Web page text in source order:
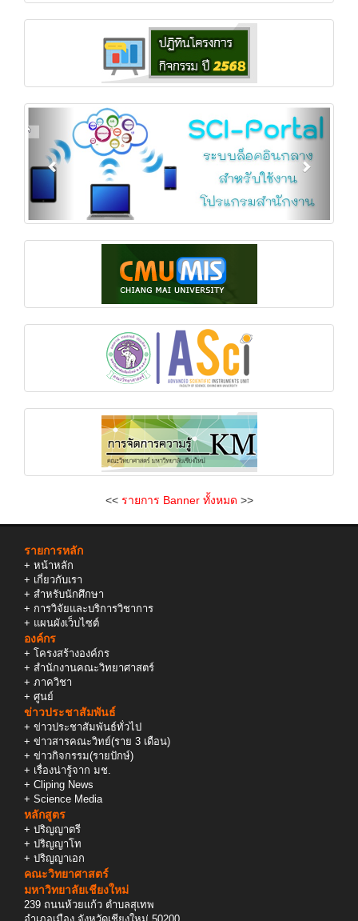
<< รายการ Banner ทั้งหมด >>
รายการหลัก
+ หน้าหลัก
+ เกี่ยวกับเรา
+ สำหรับนักศึกษา
+ การวิจัยและบริการวิชาการ
+ แผนผังเว็บไซต์
องค์กร
+ โครงสร้างองค์กร
+ สำนักงานคณะวิทยาศาสตร์
+ ภาควิชา
+ ศูนย์
ข่าวประชาสัมพันธ์
+ ข่าวประชาสัมพันธ์ทั่วไป
+ ข่าวสารคณะวิทย์(ราย 3 เดือน)
+ ข่าวกิจกรรม(รายปักษ์)
+ เรื่องน่ารู้จาก มช.
+ Cliping News
+ Science Media
หลักสูตร
+ ปริญญาตรี
+ ปริญญาโท
+ ปริญญาเอก
คณะวิทยาศาสตร์
มหาวิทยาลัยเชียงใหม่
239 ถนนห้วยแก้ว ตำบลสุเทพ